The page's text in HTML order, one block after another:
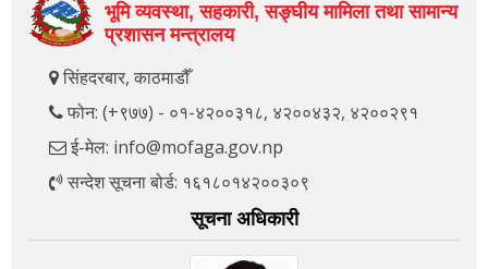
भूमि व्यवस्था, सहकारी, सङ्‍घीय मामिला तथा सामान्य
प्रशासन मन्त्रालय
सिंहदरबार, काठमाडौँ
फोन: (+९७७) - ०१-४२००३१८, ४२००४३२, ४२००२९१
ई-मेल: info@mofaga.gov.np
सन्देश सूचना बोर्ड: १६१८०१४२००३०९
सूचना अधिकारी